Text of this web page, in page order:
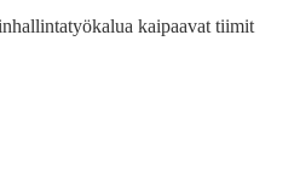
kaipaavat tiimit